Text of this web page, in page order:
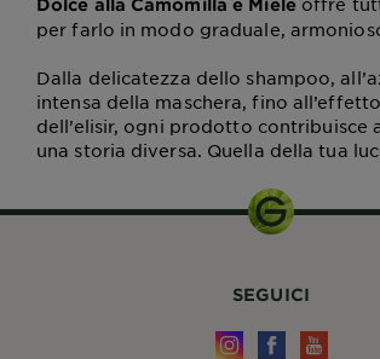
Dolce alla Camomilla e Miele
per farlo in modo graduale,
Dalla delicatezza dello shampoo,
intensa della maschera, fino
dell’elisir, ogni prodotto contribuisce
una storia diversa. Quella della tua
SEGUICI